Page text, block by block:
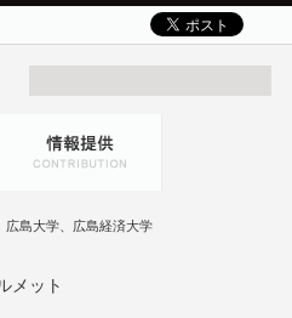
広島大学、広島経済大学